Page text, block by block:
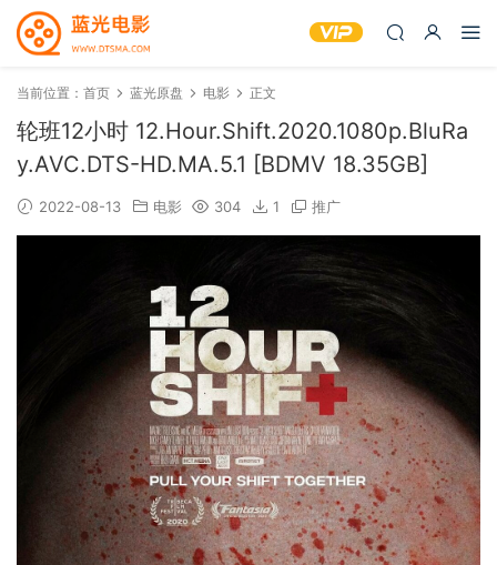
当前位置： 首页 蓝光原盘 电影 正文
轮班12小时 12.Hour.Shift.2020.1080p.BluRa
y.AVC.DTS-HD.MA.5.1 [BDMV 18.35GB]
2022-08-13 电影 304 1 推广